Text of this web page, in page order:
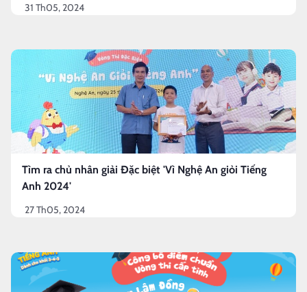
31 Th05, 2024
Tìm ra chủ nhân giải Đặc biệt 'Vì Nghệ An giỏi Tiếng
Anh 2024'
27 Th05, 2024